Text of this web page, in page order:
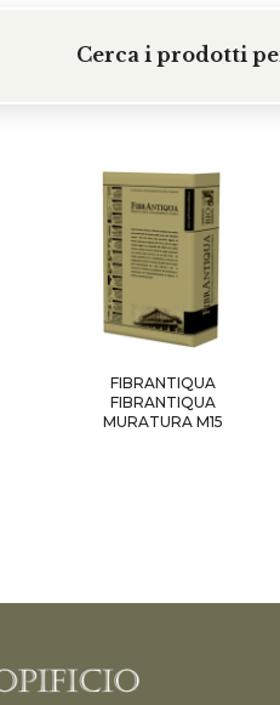
Cerca i prodotti
FIBRANTIQUA
FIBRANTIQUA
MURATURA M15